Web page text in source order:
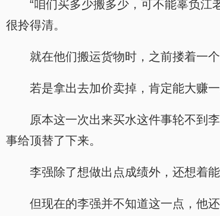
“咱们买多少搬多少，可不能辜负江
很拎得清。
就在他们搬运货物时，之前搂着一
若是拿出去加价卖掉，肯定能大赚一
原本这一次出来买水这件事轮不到
事给顶替了下来。
李强除了想做出点成绩外，还想着
但现在的李强并不知道这一点，他